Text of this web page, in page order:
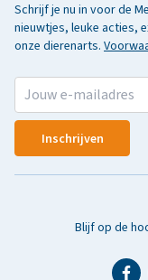
Schrijf je nu in voor de
nieuwtjes, leuke acties,
onze dierenarts.
Inschrijven
Blijf op de